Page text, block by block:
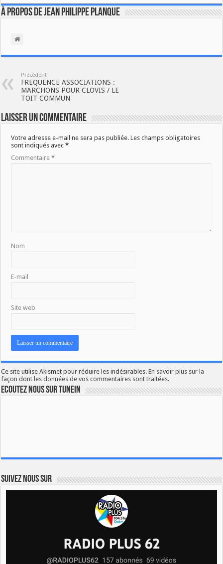
À propos de Jean Philippe Planque
Précédent
FREQUENCE ASSOCIATIONS :
MARCHONS POUR CLOVIS / LE
TOIT COMMUN
Laisser un commentaire
Votre adresse e-mail ne sera pas publiée. Les champs obligatoires
sont indiqués avec*
Commentaire*
Nom
E-mail
Site web
Ce site utilise Akismet pour réduire les indésirables.En savoir plus sur la
façon dont les données de vos commentaires sont traitées.
Ecoutez nous sur TuneIn
Suivez nous sur